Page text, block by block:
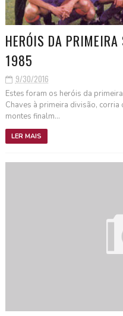
HERÓIS DA
1985
9/30/2016
Estes foram os heróis da
Chaves à primeira divisão,
montes finalm...
LER MAIS